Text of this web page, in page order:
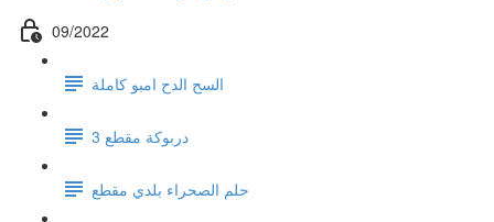
09/2022
السح الدح امبو كاملة
دربوكة مقطع 3
حلم الصحراء بلدي مقطع